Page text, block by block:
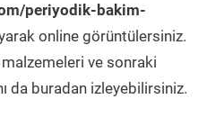
periyodik-bakim-
online görüntülersiniz.
ve sonraki
da buradan izleyebilirsiniz.